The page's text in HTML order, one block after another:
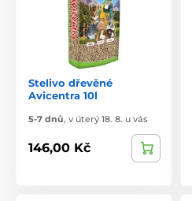
Stelivo dřevěné
Avicentra 10l
5-7 dnů, v úterý 18. 8. u vás
146,00 Kč